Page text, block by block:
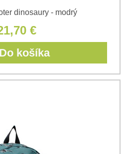
dinosaury - modrý
€
košíka